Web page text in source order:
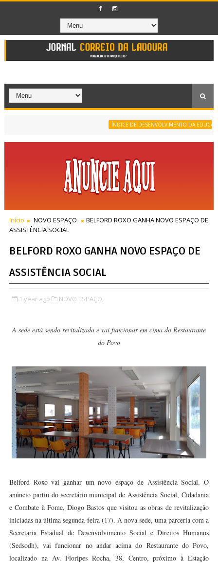
ÍNDICE DE DESENVOLVIMENTO DA EDUCAÇÃO
Início NOVO ESPAÇO
BELFORD ROXO GANHA NOVO ESPAÇO DE
ASSISTÊNCIA SOCIAL
BELFORD ROXO GANHA NOVO ESPAÇO DE
ASSISTÊNCIA SOCIAL
1 year ago NOVO ESPAÇO,
A sede está sendo revitalizada e vai funcionar em cima do Restaurante
do Povo
Belford Roxo vai ganhar um novo espaço de Assistência Social. O
anúncio partiu do secretário municipal de Assistência Social, Cidadania
e Combate à Fome, Diogo Bastos que visitou as obras de revitalização
iniciadas na última segunda-feira (17). A nova sede, uma parceria com a
Secretaria Estadual de Desenvolvimento Social e Direitos Humanos
(Sedsodh), vai funcionar no andar acima do Restaurante do Povo,
localizado na Av. Floripes Rocha, 38, Centro, próximo à Estação